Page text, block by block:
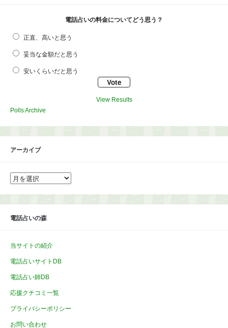
電話占いの料金についてどう思う？
正直、高いと思う
妥当な金額だと思う
安いくらいだと思う
View Results
Polls Archive
アーカイブ
ア
ー
イ
電話占いの森
当サイトの紹介
電話占いサイトDB
電話占い師DB
応援クチコミ一覧
プライバシーポリシー
お問い合わせ